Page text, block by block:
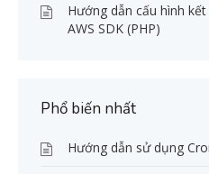
Hướng dẫn cấu hình
AWS SDK (PHP)
Phổ biến nhất
Hướng dẫn sử dụng